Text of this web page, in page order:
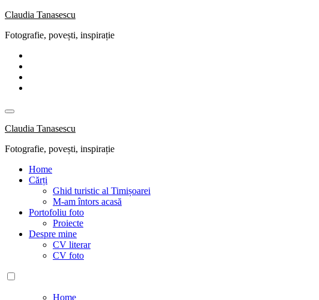
Skip
content
Claudia Tanasescu
Fotografie, povești, inspirație
Claudia Tanasescu
Fotografie, povești, inspirație
Home
Cărți
Ghid turistic al Timișoarei
M-am întors acasă
Portofoliu foto
Proiecte
Despre mine
CV literar
CV foto
Home